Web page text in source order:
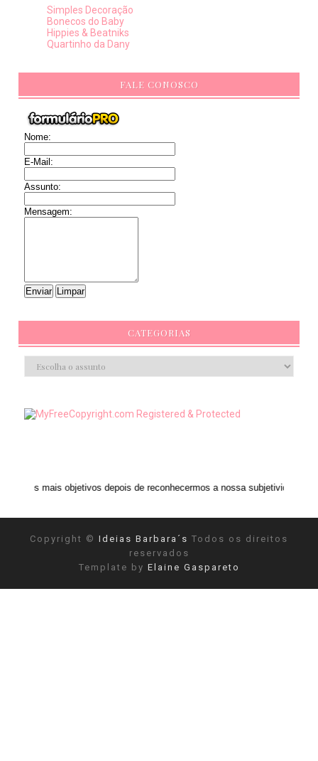
Simples Decoração
Bonecos do Baby
Hippies & Beatniks
Quartinho da Dany
FALE CONOSCO
Nome:
E-Mail:
Assunto:
Mensagem:
CATEGORIAS
depois de reconhecermos a nossa subjetividade." ANAIS NIN
Copyright © Ideias Barbara´s Todos os direitos
reservados
Template by Elaine Gaspareto